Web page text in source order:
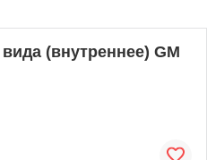
(внутреннее) GM